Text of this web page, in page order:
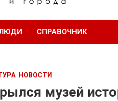
Ру
СПРАВОЧНИК
НОВОСТИ
музей